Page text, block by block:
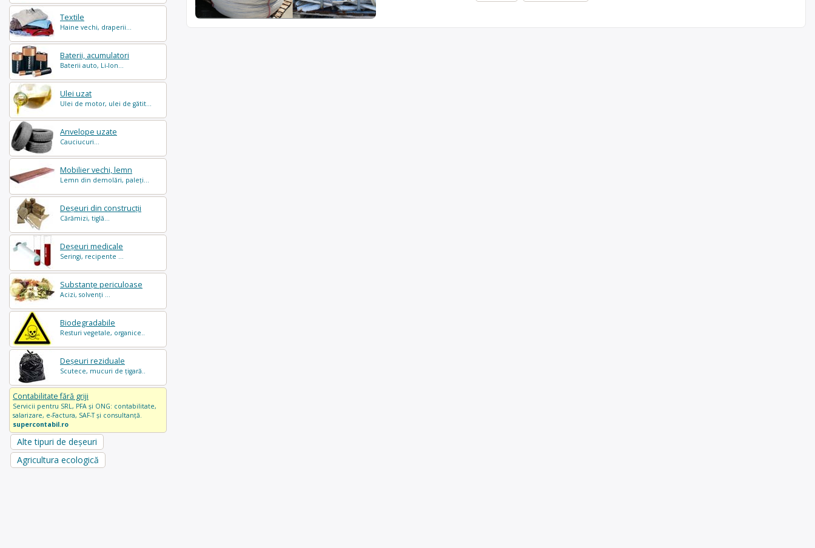
Textile
Haine vechi, draperii...
Baterii, acumulatori
Baterii auto, Li-Ion...
Ulei uzat
Ulei de motor, ulei de gătit...
Anvelope uzate
Cauciucuri...
Mobilier vechi, lemn
Lemn din demolări, paleți...
Deșeuri din construcții
Cărămizi, tiglă...
Deșeuri medicale
Seringi, recipente ...
Substanțe periculoase
Acizi, solvenți ...
Biodegradabile
Resturi vegetale, organice..
Deșeuri reziduale
Scutece, mucuri de țigară..
Contabilitate fără griji
Servicii pentru SRL, PFA și ONG: contabilitate,
salarizare, e-Factura, SAF-T și consultanță.
supercontabil.ro
Alte tipuri de deșeuri
Agricultura ecologică